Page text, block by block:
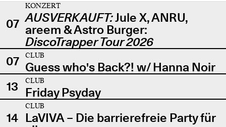
07
KONZERT
AUSVERKAUFT:Jule X, ANRU,
areem & Astro Burger:
DiscoTrapper Tour 2026
07
CLUB
Guess who's Back?! w/ Hanna Noir
13
CLUB
Friday Psyday
14
CLUB
LaVIVA – Die barrierefreie Party für